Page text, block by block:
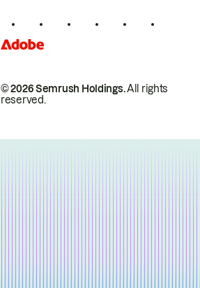
© 2026 Semrush Holdings.All rights
reserved.